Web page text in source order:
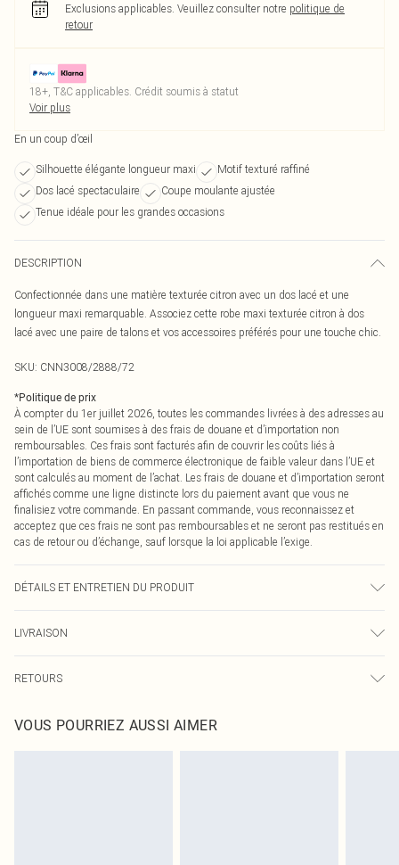
Exclusions applicables. Veuillez consulter notre politique de
retour
18+, T&C applicables. Crédit soumis à statut
Voir plus
En un coup d’œil
Silhouette élégante longueur maxi
Motif texturé raffiné
Dos lacé spectaculaire
Coupe moulante ajustée
Tenue idéale pour les grandes occasions
DESCRIPTION
Confectionnée dans une matière texturée citron avec un dos lacé et une
longueur maxi remarquable. Associez cette robe maxi texturée citron à dos
lacé avec une paire de talons et vos accessoires préférés pour une touche chic.
SKU: CNN3008/2888/72
*Politique de prix
À compter du 1er juillet 2026, toutes les commandes livrées à des adresses au
sein de l’UE sont soumises à des frais de douane et d’importation non
remboursables. Ces frais sont facturés afin de couvrir les coûts liés à
l’importation de biens de commerce électronique de faible valeur dans l’UE et
sont calculés au moment de l’achat. Les frais de douane et d’importation seront
affichés comme une ligne distincte lors du paiement avant que vous ne
finalisiez votre commande. En passant commande, vous reconnaissez et
acceptez que ces frais ne sont pas remboursables et ne seront pas restitués en
cas de retour ou d’échange, sauf lorsque la loi applicable l’exige.
DÉTAILS ET ENTRETIEN DU PRODUIT
déteindre.
LIVRAISON
Livraison express France
Jusqu'à 2-3 jours ouvrables
RETOURS
pour nous retourner un article.
Veuillez noter que nous ne pouvons pas rembourser les masques tendance, les
VOUS POURRIEZ AUSSI AIMER